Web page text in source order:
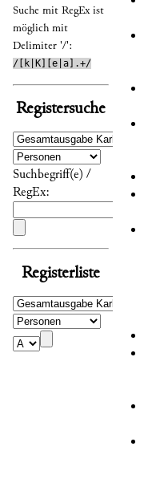
Suche mit RegEx ist
möglich mit
Delimiter '/':
/[k|K][e|a].+/
Registersuche
Suchbegriff(e) /
RegEx:
Registerliste